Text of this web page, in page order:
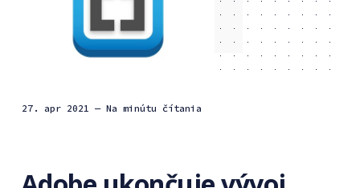
27. apr 2021 — Na minútu čítania